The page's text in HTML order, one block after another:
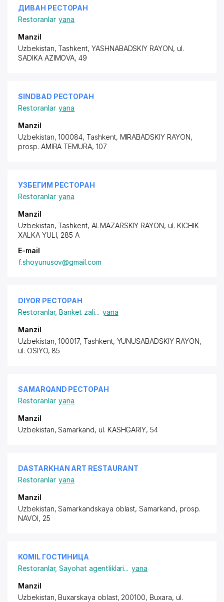
ДИВАН РЕСТОРАН
Restoranlar yana
Manzil
Uzbekistan, Tashkent, YASHNABADSKIY RAYON, ul.
SADIKA AZIMOVA, 49
SINDBAD РЕСТОРАН
Restoranlar yana
Manzil
Uzbekistan, 100084, Tashkent, MIRABADSKIY RAYON,
prosp. AMIRA TEMURA, 107
УЗБЕГИМ РЕСТОРАН
Restoranlar yana
Manzil
Uzbekistan, Tashkent, ALMAZARSKIY RAYON, ul. KICHIK
XALKA YULI, 285 A
E-mail
f.shoyunusov@gmail.com
DIYOR РЕСТОРАН
Restoranlar,Banket zali... yana
Manzil
Uzbekistan, 100017, Tashkent, YUNUSABADSKIY RAYON,
ul. OSIYO, 85
SAMARQAND РЕСТОРАН
Restoranlar yana
Manzil
Uzbekistan, Samarkand, ul. KASHGARIY, 54
DASTARKHAN ART RESTAURANT
Restoranlar yana
Manzil
Uzbekistan, Samarkandskaya oblast, Samarkand, prosp.
NAVOI, 25
KOMIL ГОСТИНИЦА
Restoranlar,Sayohat agentliklari... yana
Manzil
Uzbekistan, Buxarskaya oblast, 200100, Buxara, ul.